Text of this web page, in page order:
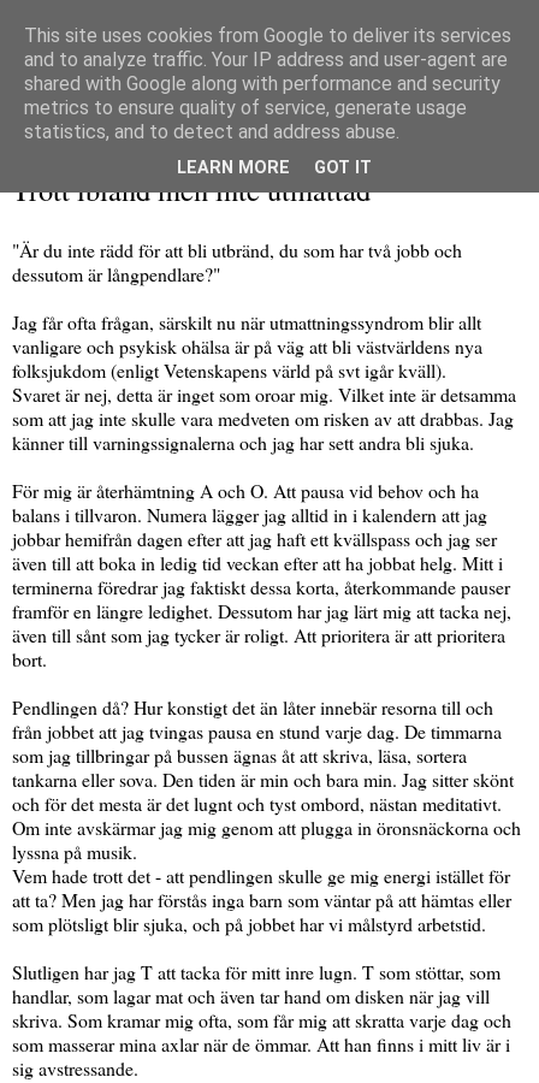
Trött ibland men inte utmattad
"Är du inte rädd för att bli utbränd, du som har två jobb och
dessutom är långpendlare?"
Jag får ofta frågan, särskilt nu när utmattningssyndrom blir allt
vanligare och psykisk ohälsa är på väg att bli västvärldens nya
folksjukdom (enligt Vetenskapens värld på svt igår kväll).
Svaret är nej, detta är inget som oroar mig. Vilket inte är detsamma
som att jag inte skulle vara medveten om risken av att drabbas. Jag
känner till varningssignalerna och jag har sett andra bli sjuka.
För mig är återhämtning A och O. Att pausa vid behov och ha
balans i tillvaron. Numera lägger jag alltid in i kalendern att jag
jobbar hemifrån dagen efter att jag haft ett kvällspass och jag ser
även till att boka in ledig tid veckan efter att ha jobbat helg. Mitt i
terminerna föredrar jag faktiskt dessa korta, återkommande pauser
framför en längre ledighet. Dessutom har jag lärt mig att tacka nej,
även till sånt som jag tycker är roligt. Att prioritera är att prioritera
bort.
Pendlingen då? Hur konstigt det än låter innebär resorna till och
från jobbet att jag tvingas pausa en stund varje dag. De timmarna
som jag tillbringar på bussen ägnas åt att skriva, läsa, sortera
tankarna eller sova. Den tiden är min och bara min. Jag sitter skönt
och för det mesta är det lugnt och tyst ombord, nästan meditativt.
Om inte avskärmar jag mig genom att plugga in öronsnäckorna och
lyssna på musik.
Vem hade trott det - att pendlingen skulle ge mig energi istället för
att ta? Men jag har förstås inga barn som väntar på att hämtas eller
som plötsligt blir sjuka, och på jobbet har vi målstyrd arbetstid.
Slutligen har jag T att tacka för mitt inre lugn. T som stöttar, som
handlar, som lagar mat och även tar hand om disken när jag vill
skriva. Som kramar mig ofta, som får mig att skratta varje dag och
som masserar mina axlar när de ömmar. Att han finns i mitt liv är i
sig avstressande.
This site uses cookies from Google to deliver its services
and to analyze traffic. Your IP address and user-agent are
shared with Google along with performance and security
metrics to ensure quality of service, generate usage
statistics, and to detect and address abuse.
LEARN MORE GOT IT